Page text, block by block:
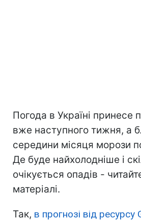
Погода в Україні принесе
вже наступного тижня, а
середини місяця морози
Де буде найхолодніше і
очікується опадів -
матеріалі.
Так, в прогнозі від ресурсу